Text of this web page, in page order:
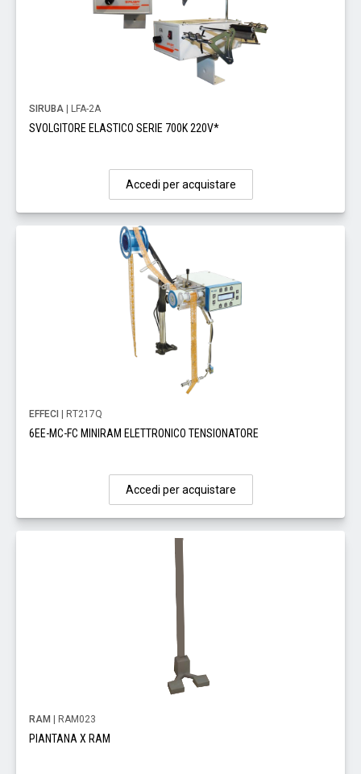
SIRUBA | LFA-2A
SVOLGITORE ELASTICO SERIE 700K 220V*
Accedi per acquistare
EFFECI | RT217Q
6EE-MC-FC MINIRAM ELETTRONICO TENSIONATORE
Accedi per acquistare
RAM | RAM023
PIANTANA X RAM